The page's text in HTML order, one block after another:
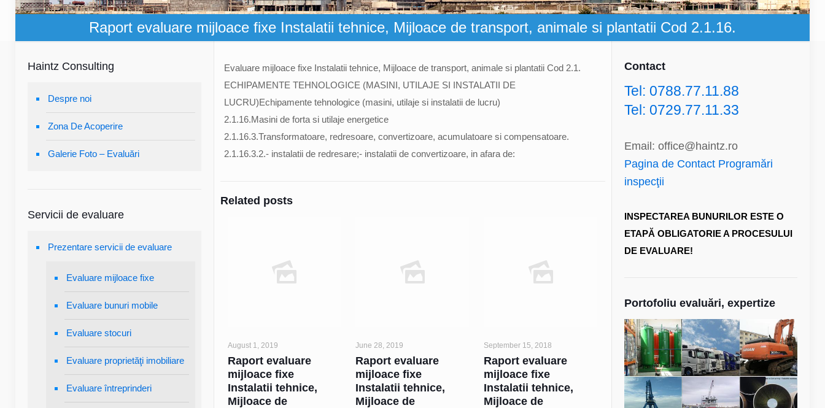
Raport evaluare mijloace fixe Instalatii tehnice, Mijloace de transport, animale si plantatii Cod 2.1.16.
Evaluare mijloace fixe Instalatii tehnice, Mijloace de transport, animale si plantatii Cod 2.1.
ECHIPAMENTE TEHNOLOGICE (MASINI, UTILAJE SI INSTALATII DE
LUCRU)Echipamente tehnologice (masini, utilaje si instalatii de lucru)
2.1.16.Masini de forta si utilaje energetice
2.1.16.3.Transformatoare, redresoare, convertizoare, acumulatoare si compensatoare.
2.1.16.3.2.- instalatii de redresare;- instalatii de convertizoare, in afara de:
Related posts
August 1, 2019
Raport evaluare
mijloace fixe
Instalatii tehnice,
Mijloace de
June 28, 2019
Raport evaluare
mijloace fixe
Instalatii tehnice,
Mijloace de
September 15, 2018
Raport evaluare
mijloace fixe
Instalatii tehnice,
Mijloace de
Haintz Consulting
Despre noi
Zona De Acoperire
Galerie Foto – Evaluări
Servicii de evaluare
Prezentare servicii de evaluare
Evaluare mijloace fixe
Evaluare bunuri mobile
Evaluare stocuri
Evaluare proprietăţi imobiliare
Evaluare întreprinderi
Contact
Tel: 0788.77.11.88
Tel: 0729.77.11.33
Email: office@haintz.ro
Pagina de Contact Programări
inspecţii
INSPECTAREA BUNURILOR ESTE O
ETAPĂ OBLIGATORIE A PROCESULUI
DE EVALUARE!
Portofoliu evaluări, expertize